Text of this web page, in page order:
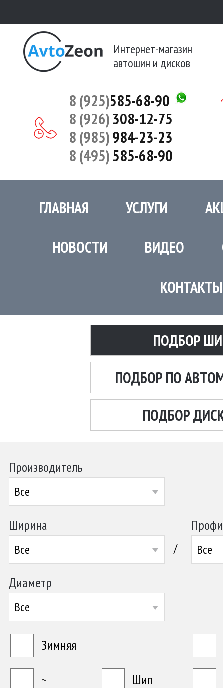
Интернет-магазин
автошин и дисков
8 (925)585-68-90
8 (926) 308-12-75
8 (985)984-23-23
8 (495)585-68-90
ГЛАВНАЯ УСЛУГИ
НОВОСТИ ВИДЕО
КОНТАКТЫ
ПОДБОР
ПОДБОР ПО
ПОДБОР
Производитель
Все
Ширина
Все / Все
Диаметр
Все
Зимняя
~
Шип